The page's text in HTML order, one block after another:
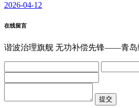
2026-04-12
在线留言
谐波治理旗舰 无功补偿先锋——青岛